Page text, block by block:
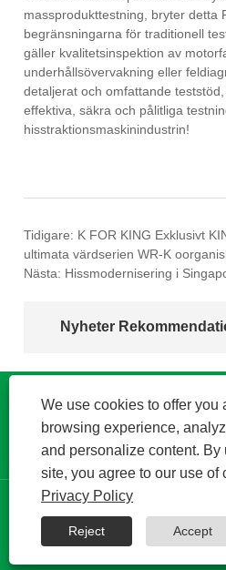
massprodukttestning, bryter detta
begränsningarna för traditionell
gäller kvalitetsinspektion av
underhållsövervakning eller
detaljerat och omfattande
effektiva, säkra och pålitliga
hisstraktionsmaskinindustrin!
Tidigare: K FOR KING Exklusivt
ultimata värdserien WR-K
Nästa: Hissmodernisering i
Nyheter
Copyright © 2024 Kinetek
Co., Ltd. Med
RSS |XML|
We use cookies to offer you
browsing experience,
and personalize content. By
site, you agree to our use of
Privacy Policy
Reject Accept